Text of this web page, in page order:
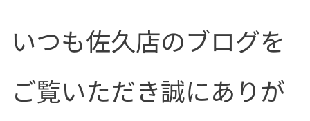
いつも佐久店のブログを
ご覧いただき誠にありが